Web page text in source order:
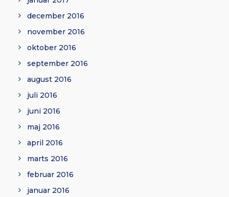
december 2016
november 2016
oktober 2016
september 2016
august 2016
juli 2016
juni 2016
maj 2016
april 2016
marts 2016
februar 2016
januar 2016